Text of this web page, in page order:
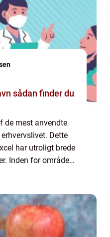
du
de mest anvendte
Dette
har utroligt brede
Inden for områder